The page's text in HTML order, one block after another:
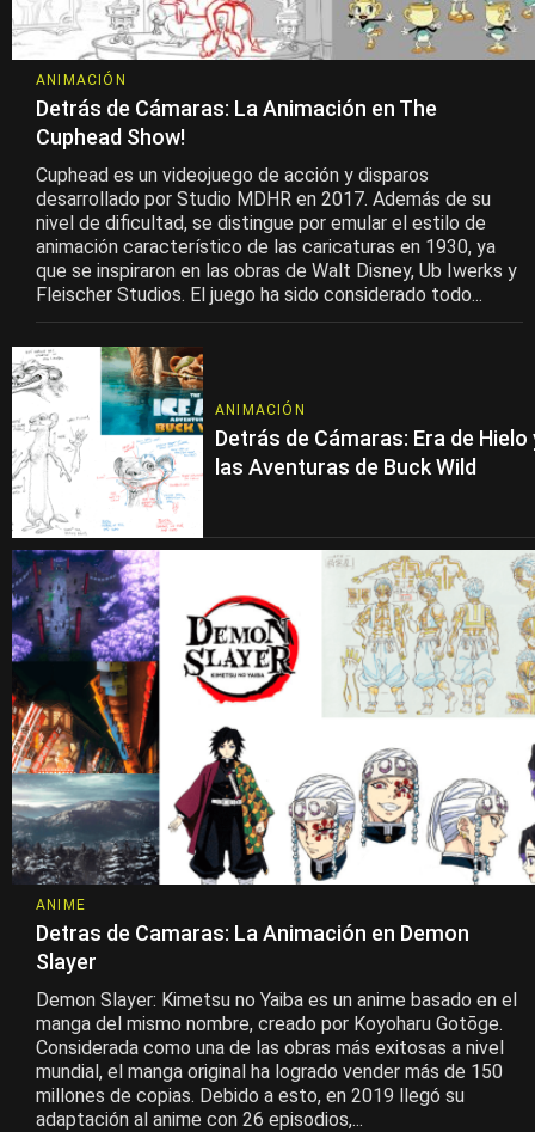
ANIMACIÓN
Detrás de Cámaras: La Animación en The
Cuphead Show!
Cuphead es un videojuego de acción y disparos
desarrollado por Studio MDHR en 2017. Además de su
nivel de dificultad, se distingue por emular el estilo de
animación característico de las caricaturas en 1930, ya
que se inspiraron en las obras de Walt Disney, Ub Iwerks y
Fleischer Studios. El juego ha sido considerado todo...
ANIMACIÓN
Detrás de Cámaras: Era de Hielo
las Aventuras de Buck Wild
ANIME
Detras de Camaras: La Animación en Demon
Slayer
Demon Slayer: Kimetsu no Yaiba es un anime basado en el
manga del mismo nombre, creado por Koyoharu Gotōge.
Considerada como una de las obras más exitosas a nivel
mundial, el manga original ha logrado vender más de 150
millones de copias. Debido a esto, en 2019 llegó su
adaptación al anime con 26 episodios,...